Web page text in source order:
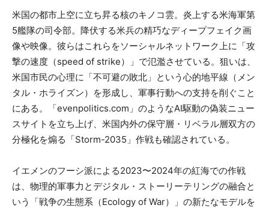
米国の都市上空に立ち昇る核のキノコ雲。炎上する米海軍第
5艦隊の司令部。降伏する米兵の精巧なディープフェイク画
像や映像。彼らはこれらをソーシャルネットワーク上に「攻
撃の速度（speed of strike）」で氾濫させている。狙いは、
米国市民の心理に「不可避の敗北」という心的地平線（メン
タル・ホライズン）を形成し、軍事行動への支持を削ぐこと
にある。「evenpolitics.com」のようなAI駆動の偽装ニュー
スサイトを立ち上げ、米国内外の保守層・リベラル層双方の
分極化を煽る「Storm-2035」作戦も確認されている。
イエメンのフーシ派による2023〜2024年の紅海での作戦
は、物理的軍事力とデジタル・ストーリーテリングの融合と
いう「戦争の生態系（Ecology of War）」の新たなモデルを